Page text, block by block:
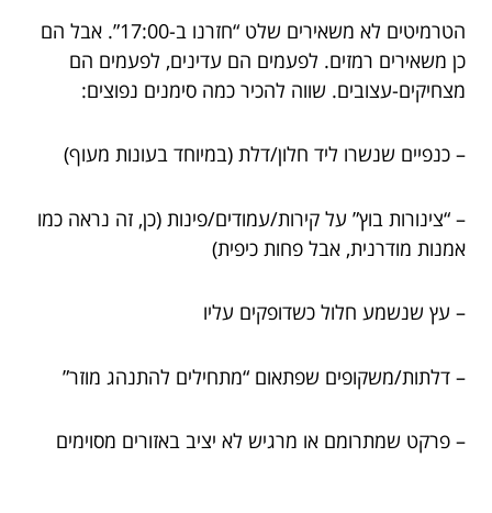
הטרמיטים לא משאירים שלט “חזרנו ב-17:00”. אבל הם
כן משאירים רמזים. לפעמים הם עדינים, לפעמים הם
מצחיקים-עצובים. שווה להכיר כמה סימנים נפוצים:
– כנפיים שנשרו ליד חלון/דלת (במיוחד בעונות מעוף)
– “צינורות בוץ” על קירות/עמודים/פינות (כן, זה נראה כמו
אמנות מודרנית, אבל פחות כיפית)
– עץ שנשמע חלול כשדופקים עליו
– דלתות/משקופים שפתאום “מתחילים להתנהג מוזר”
– פרקט שמתרומם או מרגיש לא יציב באזורים מסוימים